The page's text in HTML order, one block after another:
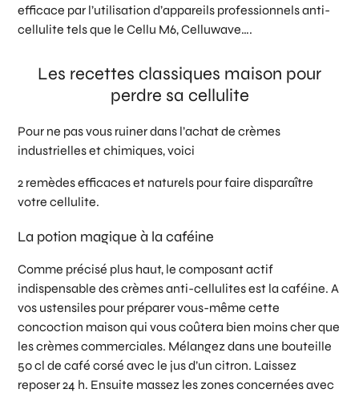
efficace par l’utilisation d’appareils professionnels anti-
cellulite tels que le Cellu M6, Celluwave….
Les recettes classiques maison pour
perdre sa cellulite
Pour ne pas vous ruiner dans l’achat de crèmes
industrielles et chimiques, voici
2 remèdes efficaces et naturels pour faire disparaître
votre cellulite.
La potion magique à la caféine
Comme précisé plus haut, le composant actif
indispensable des crèmes anti-cellulites est la caféine. A
vos ustensiles pour préparer vous-même cette
concoction maison qui vous coûtera bien moins cher que
les crèmes commerciales. Mélangez dans une bouteille
50 cl de café corsé avec le jus d’un citron. Laissez
reposer 24 h. Ensuite massez les zones concernées avec